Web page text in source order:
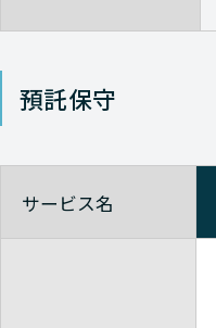
Avaya
Avaya
預託保守
サービス名